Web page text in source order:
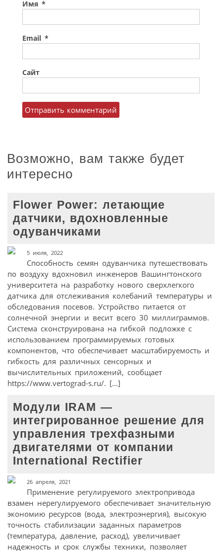
Имя *
Email *
Сайт
Возможно, вам также будет
интересно
Flower Power: летающие
датчики, вдохновленные
одуванчиками
5 июля, 2022
Способность семян одуванчика путешествовать
по воздуху вдохновил инженеров Вашингтонского
университета на разработку нового сверхлегкого
датчика для отслеживания колебаний температуры и
обследования посевов. Устройство питается от
солнечной энергии и весит всего 30 миллиграммов.
Система сконструирована на гибкой подложке с
использованием программируемых готовых
компонентов, что обеспечивает масштабируемость и
гибкость для различных сенсорных и
вычислительных приложений, сообщает
https://www.vertograd-s.ru/. […]
Модули IRAM —
интегрированное решение для
управления трехфазными
двигателями от компании
International Rectifier
26 апреля, 2021
Применение регулируемого электропривода
взамен нерегулируемого обеспечивает значительную
экономию ресурсов (вода, электроэнергия), высокую
точность стабилизации заданных параметров
(температура, давление, расход), увеличивает
надежность и срок службы техники, позволяет